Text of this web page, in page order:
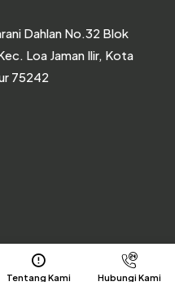
Dahlan No.32 Blok
Loa Jaman Ilir, Kota
75242
Tentang Kami Hubungi Kami